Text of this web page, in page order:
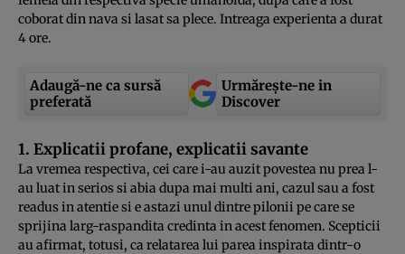
coborat din nava si lasat sa plece. Intreaga experienta a durat
4 ore.
Adaugă-ne ca sursă
preferată
Urmărește-ne in
Discover
1. Explicatii profane, explicatii savante
La vremea respectiva, cei care i-au auzit povestea nu prea l-
au luat in serios si abia dupa mai multi ani, cazul sau a fost
readus in atentie si e astazi unul dintre pilonii pe care se
sprijina larg-raspandita credinta in acest fenomen. Scepticii
au afirmat, totusi, ca relatarea lui parea inspirata dintr-o